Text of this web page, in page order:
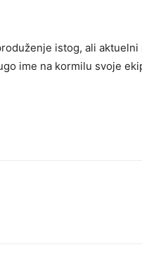
istog, ali
ime na kormilu svoje